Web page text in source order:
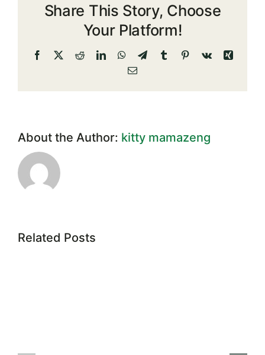
และ
หนี้
สิน
วัน
Share This Story, Choose
Your Platform!
Facebook
X RedditLinkedInWhatsApp
TelegramTumblrPinterest
Vk
Xing
Email
About the Author: kitty mamazeng
Related Posts